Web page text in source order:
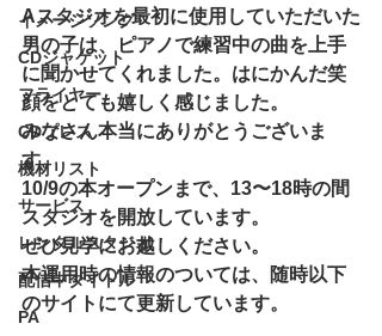
イメージソング
CDジャケット
フライヤー
CDプレス
機材リスト
サービス
レンタルスタジオ
配信中タイトル
PA
Aスタジオを最初に使用していただいた
男の子は、ピアノで練習中の曲を上手
に聞かせてくれました。はにかんだ笑
顔をとても嬉しく感じました。
みなさん本当にありがとうございま
す。
10/9の本オープンまで、13〜18時の間
スタジオを開放しています。
ぜひ見学にお越しください。
本運用時の情報のついては、随時以下
のサイトにて更新しています。